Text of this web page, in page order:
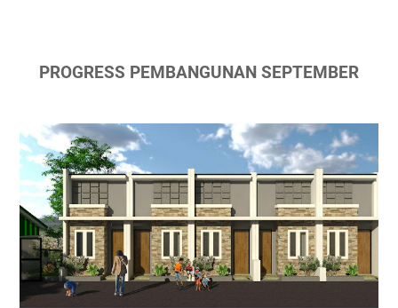
PROGRESS PEMBANGUNAN SEPTEMBER